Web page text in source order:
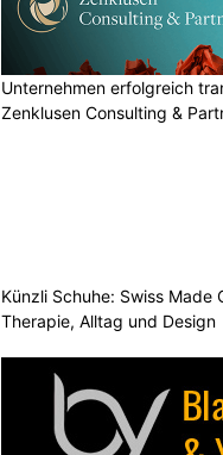
Unternehmen erfolgreich
Zenklusen Consulting &
Künzli Schuhe: Swiss Made
Therapie, Alltag und Design